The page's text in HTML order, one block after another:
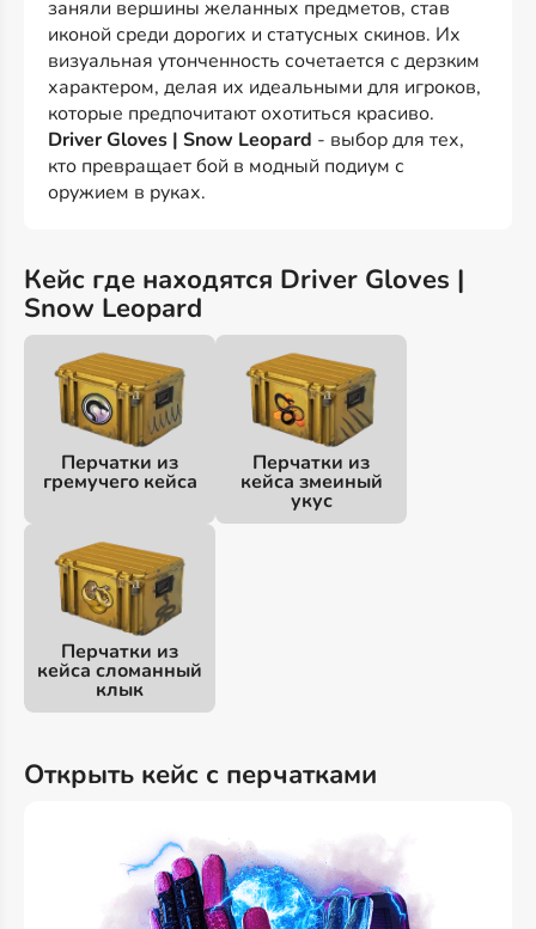
заняли вершины желанных предметов, став
иконой среди дорогих и статусных скинов. Их
визуальная утонченность сочетается с дерзким
характером, делая их идеальными для игроков,
которые предпочитают охотиться красиво.
Driver Gloves | Snow Leopard - выбор для тех,
кто превращает бой в модный подиум с
оружием в руках.
Кейс где находятся Driver Gloves |
Snow Leopard
Перчатки из
гремучего кейса
Перчатки из
кейса змеиный
укус
Перчатки из
кейса сломанный
клык
Открыть кейс с перчатками